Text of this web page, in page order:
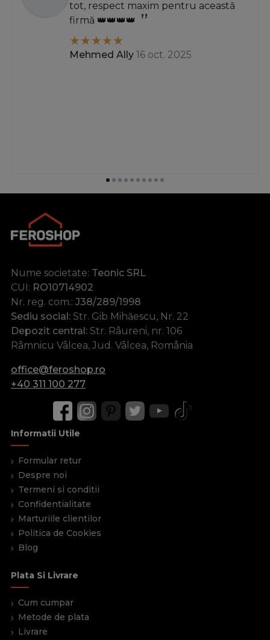
tot, respect maxim pentru această
firmă 👑👑👑👑
Mehmed Ally 16 oct. 2025
Nume societate: Teonic SRL
CUI: RO10714902
Nr. reg. com.: J38/289/1998
Sediu social: Str. Gib Mihăescu, Nr. 22
Depozit central: Str. Râureni, nr. 106
Râmnicu Vâlcea, Jud. Vâlcea, România
office@feroshop.ro
+40 311 100 277
Informatii Utile
Formular retur
Despre noi
Termeni si conditii
Confidentialitate
Marturiile clientilor
Politica de Cookies
Blog
Plata Si Livrare
Cum cumpar
Metode de plata
Livrare